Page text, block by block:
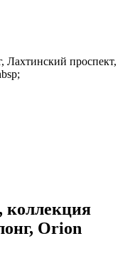
Лахтинский проспект,
коллекция
Orion